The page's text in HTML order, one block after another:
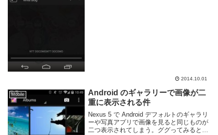
2014.10.01
Mobile
Android のギャラリーで画像が二
重に表示される件
Nexus 5 で Android デフォルトのギャラリ
ーや写真アプリで画像を見ると同じものが
二つ表示されてしまう。ググってみると